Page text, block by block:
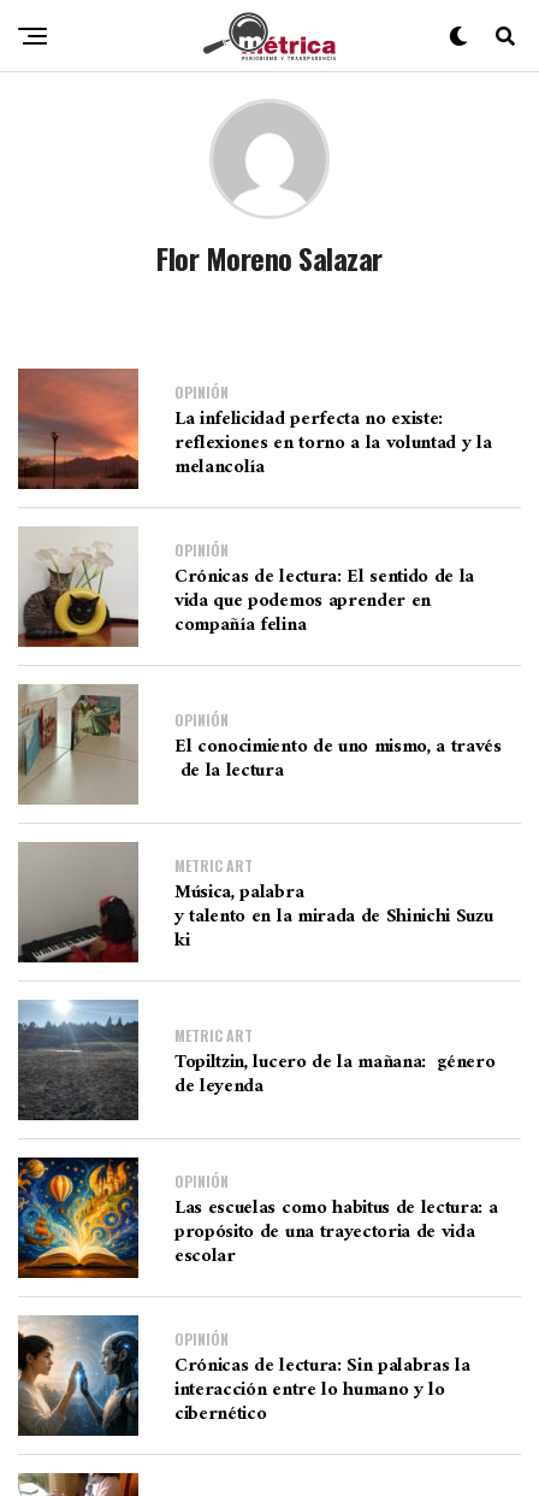
Flor Moreno Salazar
OPINIÓN
La infelicidad perfecta no existe:
reflexiones en torno a la voluntad y la
melancolía
OPINIÓN
Crónicas de lectura: El sentido de la
vida que podemos aprender en
compañía felina
OPINIÓN
El conocimiento de uno mismo, a través
de la lectura
METRIC ART
Música, palabra
y talento en la mirada de Shinichi Suzu
ki
METRIC ART
Topiltzin, lucero de la mañana: género
de leyenda
OPINIÓN
Las escuelas como habitus de lectura: a
propósito de una trayectoria de vida
escolar
OPINIÓN
Crónicas de lectura: Sin palabras la
interacción entre lo humano y lo
cibernético